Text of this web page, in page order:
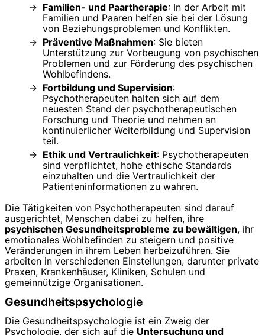
Familien- und Paartherapie: In der Arbeit mit
Familien und Paaren helfen sie bei der Lösung
von Beziehungsproblemen und Konflikten.
Präventive Maßnahmen: Sie bieten
Unterstützung zur Vorbeugung von psychischen
Problemen und zur Förderung des psychischen
Wohlbefindens.
Fortbildung und Supervision:
Psychotherapeuten halten sich auf dem
neuesten Stand der psychotherapeutischen
Forschung und Theorie und nehmen an
kontinuierlicher Weiterbildung und Supervision
teil.
Ethik und Vertraulichkeit: Psychotherapeuten
sind verpflichtet, hohe ethische Standards
einzuhalten und die Vertraulichkeit der
Patienteninformationen zu wahren.
Die Tätigkeiten von Psychotherapeuten sind darauf
ausgerichtet, Menschen dabei zu helfen, ihre
psychischen Gesundheitsprobleme zu bewältigen, ihr
emotionales Wohlbefinden zu steigern und positive
Veränderungen in ihrem Leben herbeizuführen. Sie
arbeiten in verschiedenen Einstellungen, darunter private
Praxen, Krankenhäuser, Kliniken, Schulen und
gemeinnützige Organisationen.
Gesundheitspsychologie
Die Gesundheitspsychologie ist ein Zweig der
Psychologie, der sich auf die Untersuchung und